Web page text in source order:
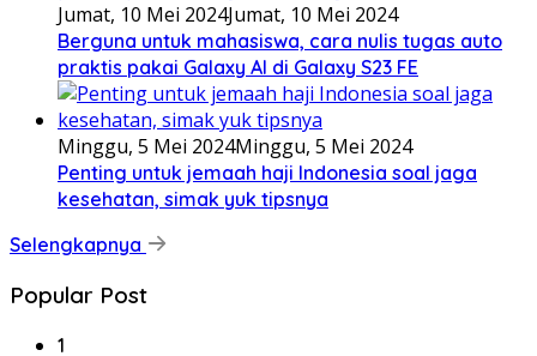
Jumat, 10 Mei 2024Jumat, 10 Mei 2024
Berguna untuk mahasiswa, cara nulis tugas auto
praktis pakai Galaxy AI di Galaxy S23 FE
Minggu, 5 Mei 2024Minggu, 5 Mei 2024
Penting untuk jemaah haji Indonesia soal jaga
kesehatan, simak yuk tipsnya
Selengkapnya
Popular Post
1